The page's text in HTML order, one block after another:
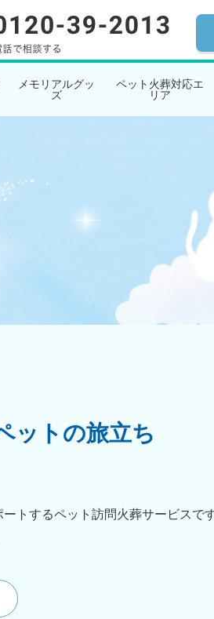
メモリアルグッ
ズ
ペット火葬対応エ
リア
ットの旅立ち
トするペット訪問火葬サービスで